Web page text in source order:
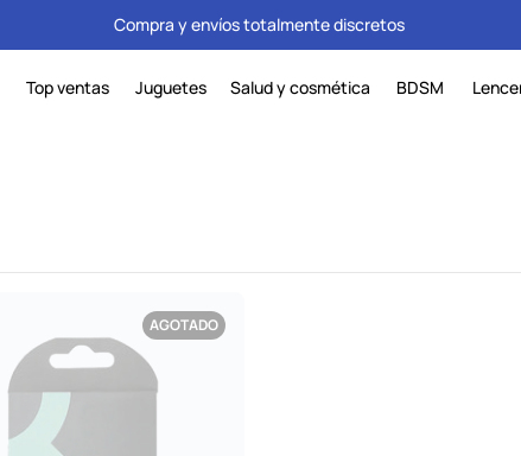
Compra y envíos totalmente discretos
Top ventas
Juguetes Salud y cosmética BDSM
AGOTADO